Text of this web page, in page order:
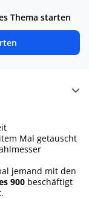
Thema starten
Mal getauscht
jemand mit den
900 beschäftigt